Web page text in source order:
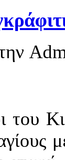
του